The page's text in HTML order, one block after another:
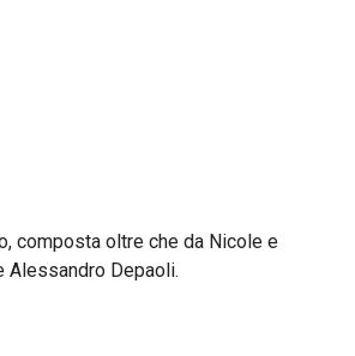
composta oltre che da Nicole e
Alessandro Depaoli.